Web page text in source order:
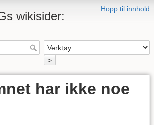
Hopp til innhold
wikisider:
>
har ikke noe